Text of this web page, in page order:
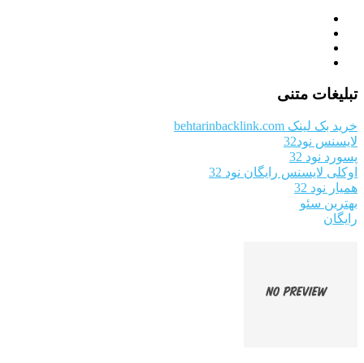
تبلیغات متنی
خرید بک لینک behtarinbacklink.com
لایسنس نود32
پسورد نود 32
اوکلی لایسنس رایگان نود 32
همیار نود 32
بهترین سئو
رایگان